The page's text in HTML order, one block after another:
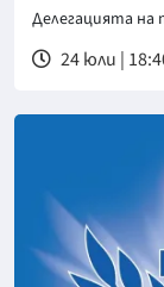
Делегацията
24 юли |